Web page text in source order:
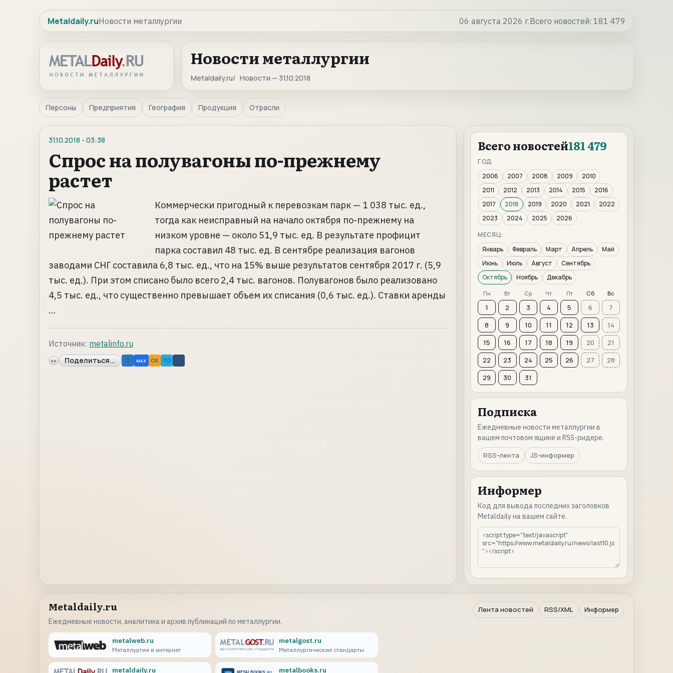
Metaldaily.ruНовости металлургии 06 августа 2026 г.Всего новостей: 181 479
Новости металлургии
Metaldaily.ru Новости — 31.10.2018
Персоны Предприятия География Продукция Отрасли
31.10.2018 - 03:38
Спрос на полувагоны по-прежнему
растет
Коммерчески пригодный к перевозкам парк — 1 038 тыс. ед.,
тогда как неисправный на начало октября по-прежнему на
низком уровне — около 51,9 тыс. ед. В результате профицит
парка составил 48 тыс. ед. В сентябре реализация вагонов
заводами СНГ составила 6,8 тыс. ед., что на 15% выше результатов сентября 2017 г. (5,9
тыс. ед.). При этом списано было всего 2,4 тыс. вагонов. Полувагонов было реализовано
4,5 тыс. ед., что существенно превышает объем их списания (0,6 тыс. ед.). Ставки аренды
...
Источник: metalinfo.ru
«» Поделиться... B MAX OK TG ↗
Всего новостей181 479
ГОД:
2006
2007 2008 2009
2010
2011
2012 2013 2014 2015
2016
2017
2018 2019 2020 2021
2022
2023
2024 2025
2026
МЕСЯЦ:
Январь
Февраль Март Апрель
Май
Июнь
Июль Август
Сентябрь
Октябрь
Ноябрь Декабрь
Пн Вт Ср Чт Пт Сб Вс
1 2 3 4 5 6
7
8
9 10 11 12 13
14
15
16 17 18 19 20
21
22
23 24 25 26 27
28
29
30 31
Подписка
Ежедневные новости металлургии в
вашем почтовом ящике и RSS-ридере.
RSS-лента
JS-информер
Информер
Код для вывода последних заголовков
Metaldaily на вашем сайте.
Metaldaily.ru
Ежедневные новости, аналитика и архив публикаций по металлургии.
Лента новостей RSS/XML Информер
metalweb.ru
Металлургия в интернет
metalgost.ru
Металлургические стандарты
metaldaily.ru metalbooks.ru